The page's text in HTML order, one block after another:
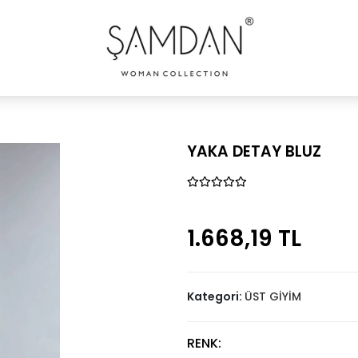
YAKA DETAY BLUZ
1.668,19 TL
Kategori: ÜST GİYİM
RENK: